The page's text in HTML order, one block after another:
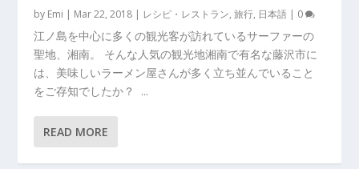
by Emi Mar 22, 2018 レシピ・レストラン,旅行, 日本語 0
江ノ島を中心に多くの観光客が訪れているサーファーの
聖地、湘南。 そんな人気の観光地湘南で有名な藤沢市に
は、美味しいラーメン屋さんが多く立ち並んでいること
をご存知でしたか？ ...
READ MORE